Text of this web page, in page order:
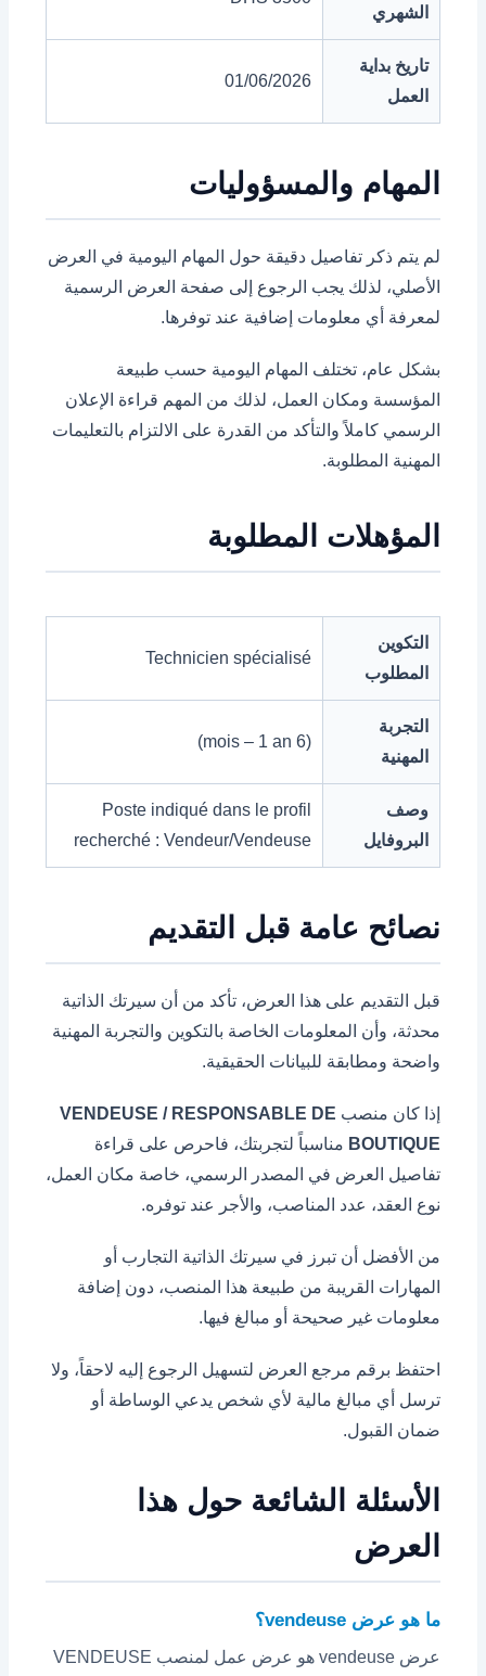
الشهري
تاريخ بداية
العمل
01/06/2026
المهام والمسؤوليات
لم يتم ذكر تفاصيل دقيقة حول المهام اليومية في العرض
الأصلي، لذلك يجب الرجوع إلى صفحة العرض الرسمية
لمعرفة أي معلومات إضافية عند توفرها.
بشكل عام، تختلف المهام اليومية حسب طبيعة
المؤسسة ومكان العمل، لذلك من المهم قراءة الإعلان
الرسمي كاملاً والتأكد من القدرة على الالتزام بالتعليمات
المهنية المطلوبة.
المؤهلات المطلوبة
التكوين
المطلوب
Technicien spécialisé
التجربة
المهنية
(6 mois – 1 an)
وصف
البروفايل
Poste indiqué dans le profil
recherché : Vendeur/Vendeuse
نصائح عامة قبل التقديم
قبل التقديم على هذا العرض، تأكد من أن سيرتك الذاتية
محدثة، وأن المعلومات الخاصة بالتكوين والتجربة المهنية
واضحة ومطابقة للبيانات الحقيقية.
إذا كان منصب VENDEUSE / RESPONSABLE DE
BOUTIQUE مناسباً لتجربتك، فاحرص على قراءة
تفاصيل العرض في المصدر الرسمي، خاصة مكان العمل،
نوع العقد، عدد المناصب، والأجر عند توفره.
من الأفضل أن تبرز في سيرتك الذاتية التجارب أو
المهارات القريبة من طبيعة هذا المنصب، دون إضافة
معلومات غير صحيحة أو مبالغ فيها.
احتفظ برقم مرجع العرض لتسهيل الرجوع إليه لاحقاً، ولا
ترسل أي مبالغ مالية لأي شخص يدعي الوساطة أو
ضمان القبول.
الأسئلة الشائعة حول هذا
العرض
ما هو عرض vendeuse؟
عرض vendeuse هو عرض عمل لمنصب VENDEUSE